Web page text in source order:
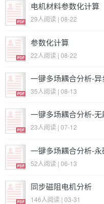
电机材料参数化计算
29人阅读 | 08-22
参数化计算
22人阅读 | 08-22
一键多场耦合分析-
35人阅读 | 08-13
一键多场耦合分析-
23人阅读 | 07-12
一键多场耦合分析-
52人阅读 | 06-13
同步磁阻电机分析
146人阅读 | 03-31